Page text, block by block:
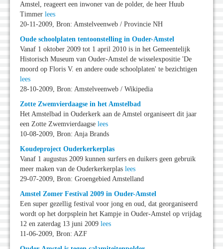
Amstel, reageert een inwoner van de polder, de heer Huub
Timmer lees
20-11-2009, Bron: Amstelveenweb / Provincie NH
Oude schoolplaten tentoonstelling in Ouder-Amstel
Vanaf 1 oktober 2009 tot 1 april 2010 is in het Gemeentelijk
Historisch Museum van Ouder-Amstel de wisselexpositie 'De
moord op Floris V. en andere oude schoolplaten' te bezichtigen
lees
28-10-2009, Bron: Amstelveenweb / Wikipedia
Zotte Zwemvierdaagse in het Amstelbad
Het Amstelbad in Ouderkerk aan de Amstel organiseert dit jaar
een Zotte Zwemvierdaagse lees
10-08-2009, Bron: Anja Brands
Koudeproject Ouderkerkerplas
Vanaf 1 augustus 2009 kunnen surfers en duikers geen gebruik
meer maken van de Ouderkerkerplas lees
29-07-2009, Bron: Groengebied Amstelland
Amstel Zomer Festival 2009 in Ouder-Amstel
Een super gezellig festival voor jong en oud, dat georganiseerd
wordt op het dorpsplein het Kampje in Ouder-Amstel op vrijdag
12 en zaterdag 13 juni 2009 lees
11-06-2009, Bron: AZF